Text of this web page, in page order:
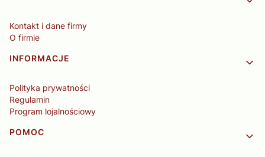
Kontakt i dane firmy
O firmie
INFORMACJE
Polityka prywatności
Regulamin
Program lojalnościowy
POMOC